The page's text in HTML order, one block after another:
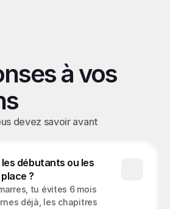
à vos
devez savoir avant
débutants ou les
?
tu évites 6 mois
déjà, les chapitres